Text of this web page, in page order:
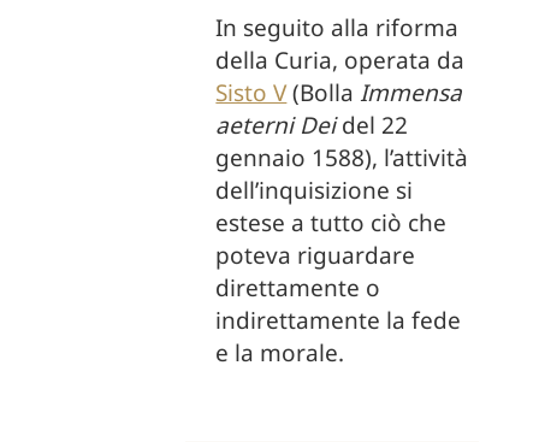
In seguito alla riforma
della Curia, operata da
Sisto V(Bolla Immensa
aeterni Deidel 22
gennaio 1588), l’attività
dell’inquisizione si
estese a tutto ciò che
poteva riguardare
direttamente o
indirettamente la fede
e la morale.